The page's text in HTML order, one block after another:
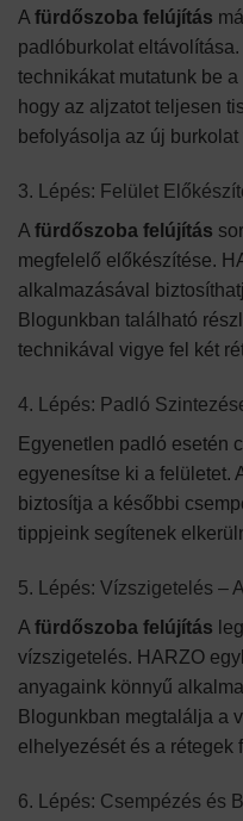
A fürdőszoba felújítás
padlóburkolat
technikákat mutatunk be
hogy az aljzatot teljesen
befolyásolja az új burkolat
3. Lépés: Felület
A fürdőszoba felújítás
megfelelő előkészítése.
alkalmazásával
Blogunkban található
technikával vigye fel két
4. Lépés: Padló
Egyenetlen padló esetén
egyenesítse ki a felületet.
biztosítja a későbbi
tippjeink segítenek
5. Lépés: Vízszigetelés –
A fürdőszoba felújítás
vízszigetelés. HARZO
anyagaink könnyű
Blogunkban megtalálja a
elhelyezését és a rétegek
6. Lépés: Csempézés és